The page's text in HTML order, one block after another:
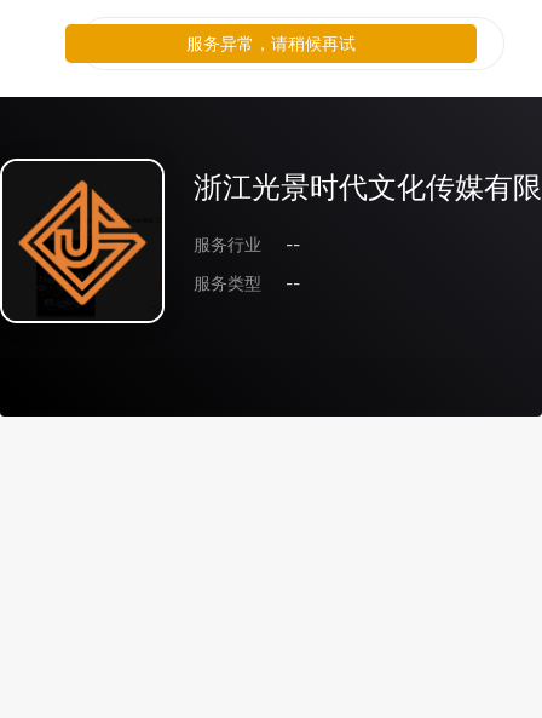
浙江光景时代文化传媒有
服务行业
--
服务类型
--
服务异常，请稍候再试